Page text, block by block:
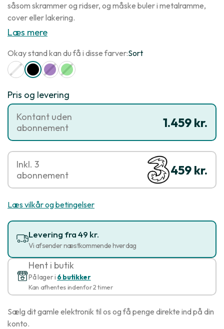
såsom skrammer og ridser, og måske buler i metalramme,
cover eller lakering.
Læs mere
Okay stand kan du få i disse farver:Sort
Pris og levering
1.459 kr.
Kontant uden
abonnement
459 kr.
Inkl. 3
abonnement
Læs vilkår og betingelser
Levering fra 49 kr.
Vi afsender næstkommende hverdag
Hent i butik
På lager i 6 butikker
Kan afhentes indenfor 2 timer
Sælg dit gamle elektronik til os og få penge direkte ind på din
konto.